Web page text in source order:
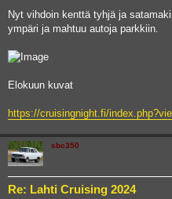
s
t
Nyt vihdoin kenttä tyhjä ja
ympäri ja mahtuu autoja parkkiin.
Elokuun kuvat
https://cruisingnight.fi/
sbc350
Re: Lahti Cruising 2024